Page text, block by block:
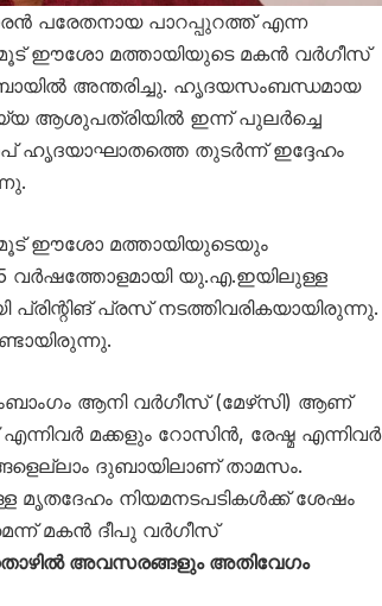
പരേതനായ പാറപ്പുറത്ത് എന്ന
ഈശോ മത്തായിയുടെ മകൻ വർഗീസ്
അന്തരിച്ചു. ഹൃദയസംബന്ധമായ
ആശുപത്രിയിൽ ഇന്ന് പുലർച്ചെ
ഹൃദയാഘാതത്തെ തുടർന്ന് ഇദ്ദേഹം
ഈശോ മത്തായിയുടെയും
വർഷത്തോളമായി യു.എ.ഇയിലുള്ള
പ്രസ് നടത്തിവരികയായിരുന്നു.
ആനി വർഗീസ് (മേഴ്‌സി) ആണ്
മക്കളും റോസിൻ, രേഷ്മ എന്നിവർ
ദുബായിലാണ് താമസം.
മൃതദേഹം നിയമനടപടികൾക്ക് ശേഷം
മകൻ ദീപു വർഗീസ്
അവസരങ്ങളും അതിവേഗം